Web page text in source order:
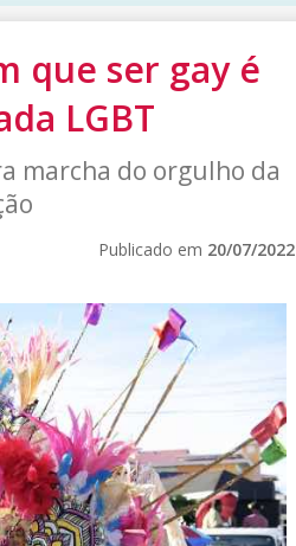
que ser gay é
LGBT
marcha do orgulho da
Publicado em 20/07/2022